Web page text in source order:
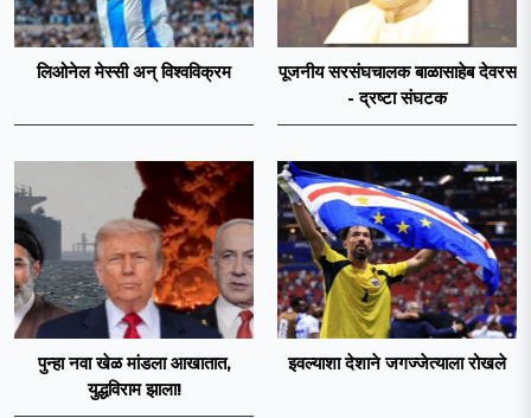
लिओनेल मेस्सी अन् विश्वविक्रम
पूजनीय सरसंघचालक बाळासाहेब देवरस
- द्रष्टा संघटक
पुन्हा नवा खेळ मांडला आखातात,
युद्धविराम झाला!
इवल्याशा देशाने जगज्जेत्याला रोखले